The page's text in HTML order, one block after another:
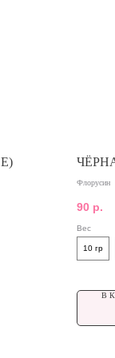
Флорусин
90 р.
Вес
10 гр
В